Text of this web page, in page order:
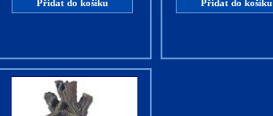
Přidat do košíku Přidat do košíku